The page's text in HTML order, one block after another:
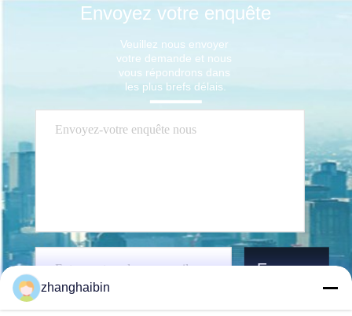
Envoyez votre enquête
Veuillez nous envoyer
votre demande et nous
vous répondrons dans
les plus brefs délais.
Envoyez
zhanghaibin